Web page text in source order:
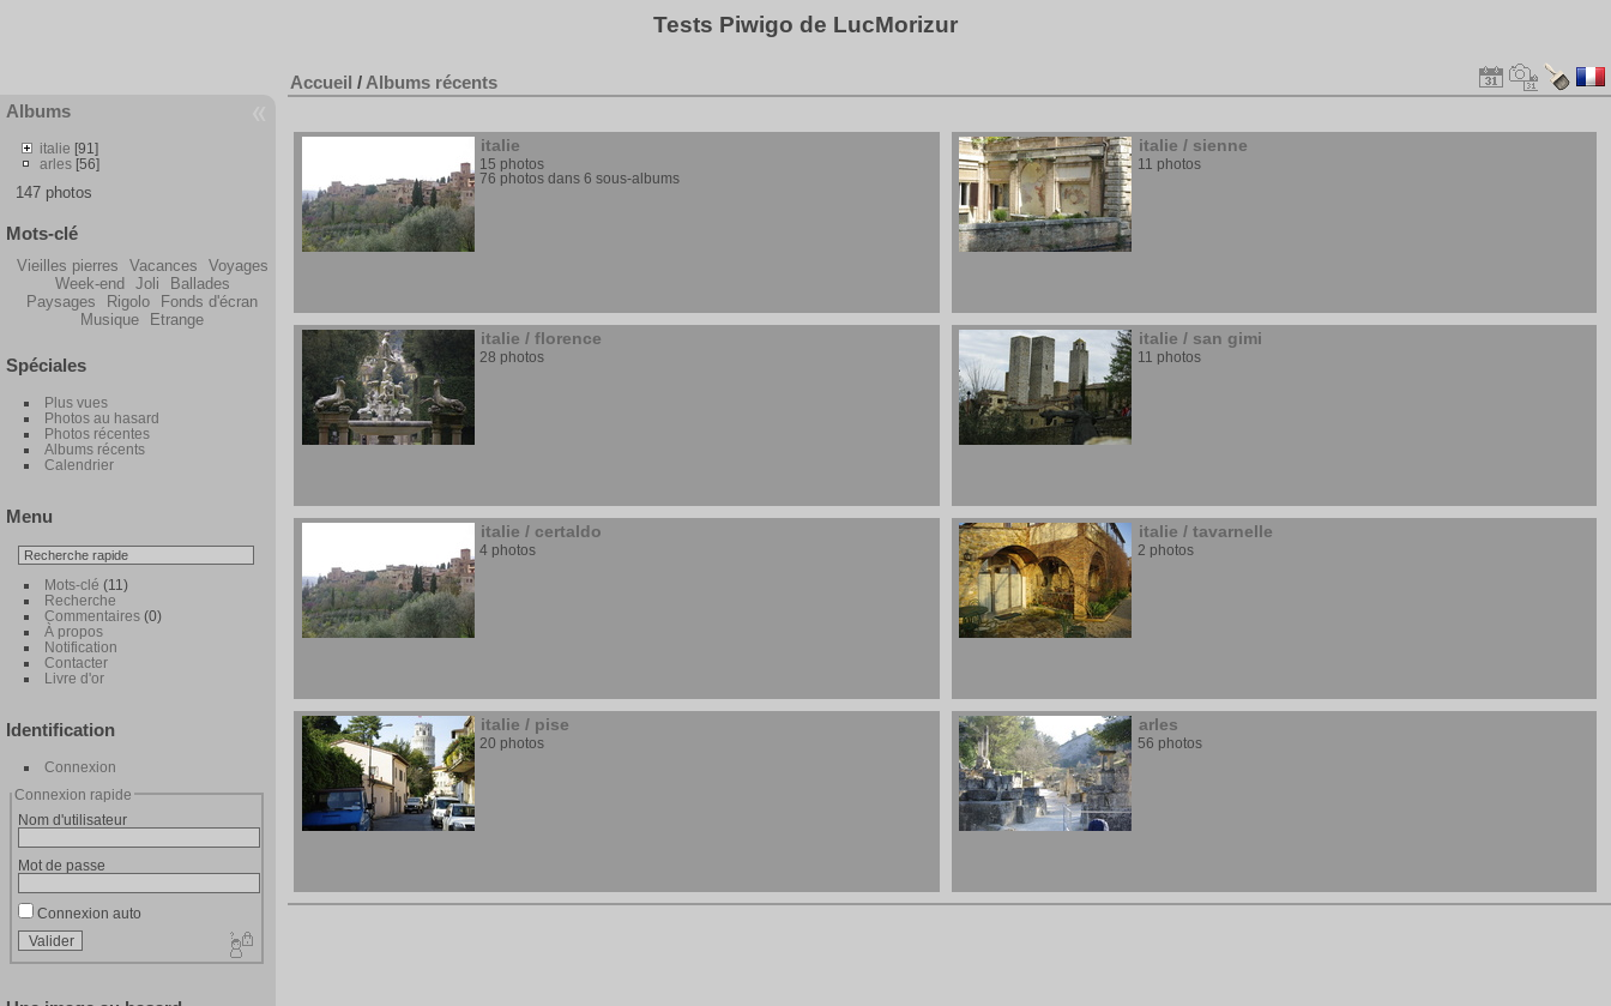
Tests Piwigo de LucMorizur
Albums
italie [91]
arles[56]
147 photos
Mots-clé
Vieilles pierres Vacances
Voyages
Week-end
Joli
Ballades
Paysages
Rigolo
Fonds d'écran
Musique
Etrange
Spéciales
Plus vues
Photos au hasard
Photos récentes
Albums récents
Calendrier
Menu
Mots-clé (11)
Recherche
Commentaires(0)
À propos
Notification
Contacter
Livre d'or
Identification
Connexion
Connexion rapide
Nom d'utilisateur
Mot de passe
Connexion auto
Accueil / Albums récents
italie
15 photos
76 photos dans 6 sous-albums
italie / sienne
11 photos
italie /florence
28 photos
italie / san gimi
11 photos
italie / certaldo
4 photos
italie /tavarnelle
2 photos
italie / pise
20 photos
arles
56 photos